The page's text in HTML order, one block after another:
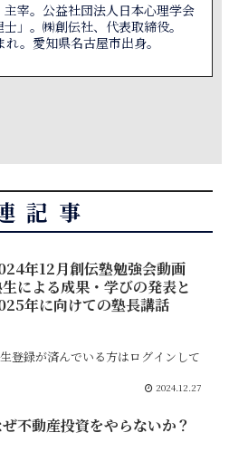
主宰。公益社団法人日本心理学会
士」。㈱創伝社、代表取締役。
れ。愛知県名古屋市出身。
記事
年12月創伝塾勉強会動画
による成果・学びの発表と
年に向けての塾長講話
登録が済んでいる方はログインして
2024.12.27
不動産投資をやらないか？